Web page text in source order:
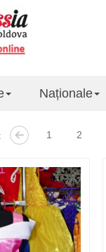
Naționale
1 2